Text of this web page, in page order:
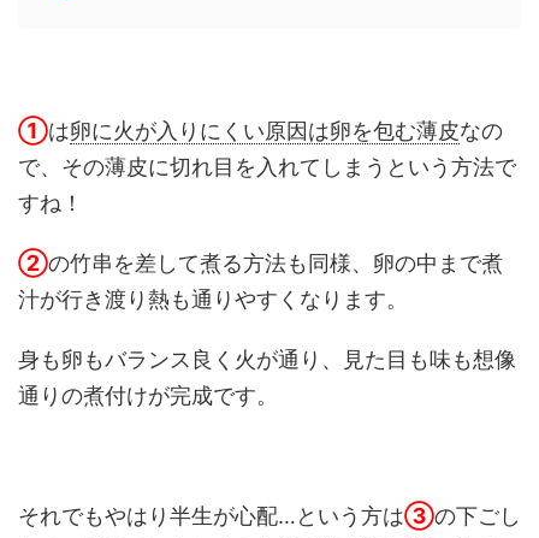
①は卵に火が入りにくい原因は卵を包む薄皮なの
で、その薄皮に切れ目を入れてしまうという方法で
すね！
②の竹串を差して煮る方法も同様、卵の中まで煮
汁が行き渡り熱も通りやすくなります。
身も卵もバランス良く火が通り、見た目も味も想像
通りの煮付けが完成です。
それでもやはり半生が心配…という方は③の下ごし